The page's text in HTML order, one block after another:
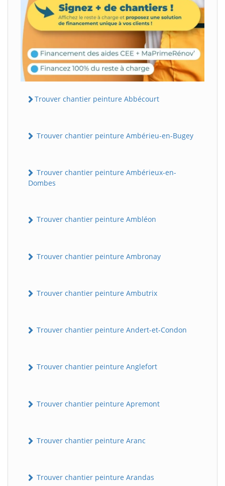
Trouver chantier peinture Abbécourt
Trouver chantier peinture Ambérieu-en-Bugey
Trouver chantier peinture Ambérieux-en-
Dombes
Trouver chantier peinture Ambléon
Trouver chantier peinture Ambronay
Trouver chantier peinture Ambutrix
Trouver chantier peinture Andert-et-Condon
Trouver chantier peinture Anglefort
Trouver chantier peinture Apremont
Trouver chantier peinture Aranc
Trouver chantier peinture Arandas